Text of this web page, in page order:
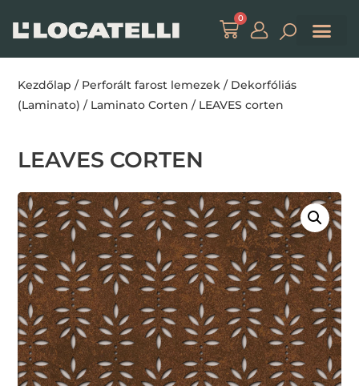
0
Kezdőlap / Perforált farost lemezek / Dekorfóliás
(Laminato) / Laminato Corten / LEAVES corten
LEAVES CORTEN